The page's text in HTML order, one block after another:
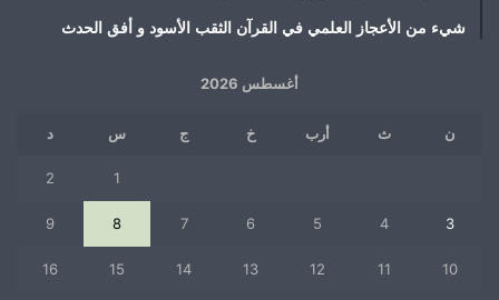
شيء من الأعجاز العلمي في القرآن الثقب الأسود و أفق الحدث
أغسطس 2026
ن ث أرب خ ج س د
1
2
3
4
5
6
7
8
9
10
11
12
13
14
15
16